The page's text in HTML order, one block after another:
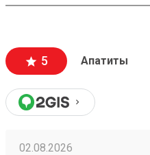
5 Апатиты
02.08.2026